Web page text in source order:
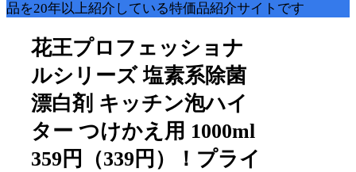
品を20年以上紹介している特価品紹介サイトです
花王プロフェッショナ
ルシリーズ 塩素系除菌
漂白剤 キッチン泡ハイ
ター つけかえ用 1000ml
359円（339円）！プライ